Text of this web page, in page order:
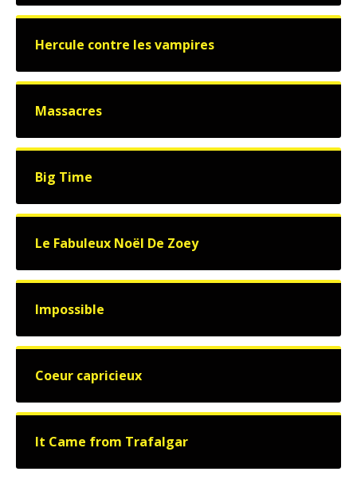
Hercule contre les vampires
Massacres
Big Time
Le Fabuleux Noël De Zoey
Impossible
Coeur capricieux
It Came from Trafalgar